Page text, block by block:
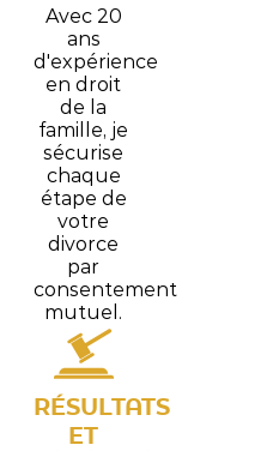
Avec 20
ans
d'expérience
en droit
de la
famille, je
sécurise
chaque
étape de
votre
divorce
par
consentement
mutuel.
RÉSULTATS
ET